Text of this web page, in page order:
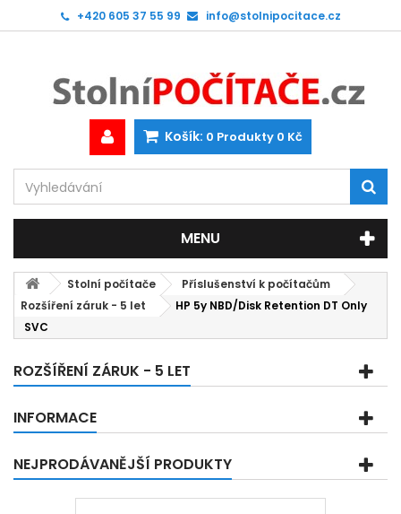
+420 605 37 55 99 info@stolnipocitace.cz
Košík: 0 Produkty 0 Kč
MENU
Stolní počítače
Příslušenství k počítačům
Rozšíření záruk - 5 let
HP 5y NBD/Disk Retention DT Only
SVC
ROZŠÍŘENÍ ZÁRUK - 5 LET
INFORMACE
NEJPRODÁVANĚJŠÍ PRODUKTY